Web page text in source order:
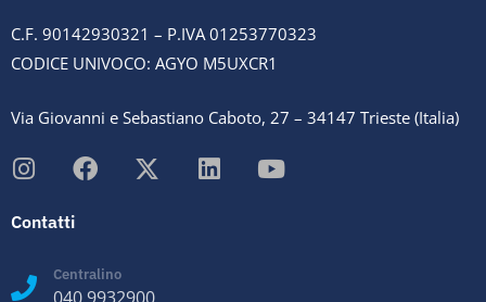
C.F. 90142930321 – P.IVA 01253770323
CODICE UNIVOCO: AGYO M5UXCR1
Via Giovanni e Sebastiano Caboto, 27 – 34147 Trieste (Italia)
Contatti
Centralino